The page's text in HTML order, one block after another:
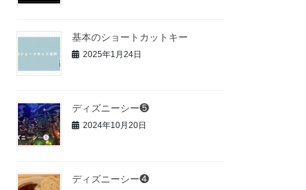
基本のショートカットキー
2025年1月24日
ディズニーシー❺
2024年10月20日
ディズニーシー❹